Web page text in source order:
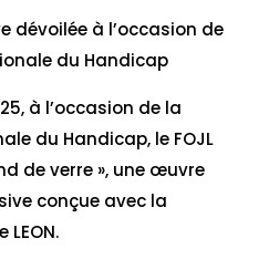
dévoilée à l’occasion de
du Handicap
à l’occasion de la
du Handicap, le FOJL
de verre », une œuvre
conçue avec la